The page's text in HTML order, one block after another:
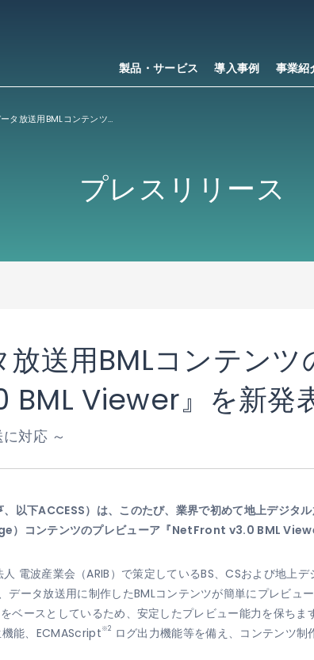
製品・サービス 導入事例 事業紹
ACCESS、データ放送用BMLコンテンツのプレビューア『NetFront
プレスリリース
放送用BMLコンテン
BML Viewer』を新発
対応 ～
以下ACCESS）は、このたび、業界で初めて地上デジタ
ンテンツのプレビューア『NetFront v3.0 BML Viewer
電波産業会（ARIB）で策定しているBS、CSおよび地上
データ放送用に制作したBMLコンテンツが簡単にプレビュ
ベースとしているため、安定したプレビュー能力を保ち
機能、ECMAScript※2 ログ出力機能等を備え、コンテンツ制